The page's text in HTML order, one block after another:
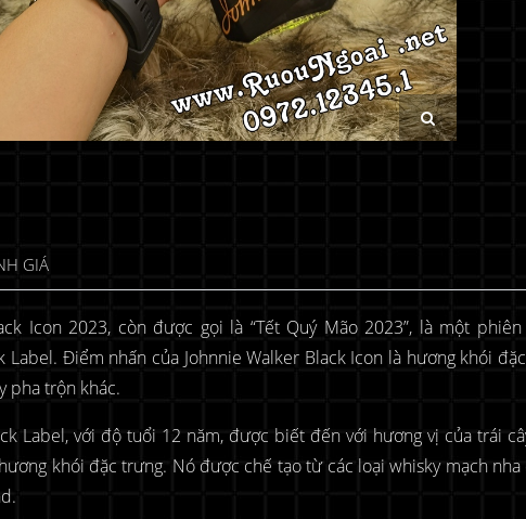
GIÁ
Icon 2023, còn được gọi là “Tết Quý Mão 2023”, là một
Label. Điểm nhấn của Johnnie Walker Black Icon là hương khói
pha trộn khác.
Label, với độ tuổi 12 năm, được biết đến với hương vị của trái
khói đặc trưng. Nó được chế tạo từ các loại whisky mạch